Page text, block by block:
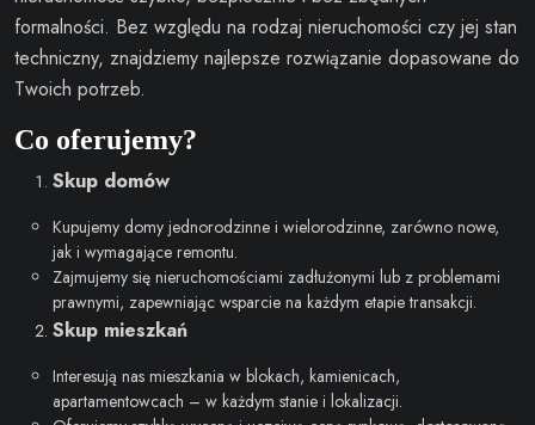
formalności. Bez względu na rodzaj nieruchomości czy jej stan
techniczny, znajdziemy najlepsze rozwiązanie dopasowane do
Twoich potrzeb.
Co oferujemy?
Skup domów
Kupujemy domy jednorodzinne i wielorodzinne, zarówno nowe,
jak i wymagające remontu.
Zajmujemy się nieruchomościami zadłużonymi lub z problemami
prawnymi, zapewniając wsparcie na każdym etapie transakcji.
Skup mieszkań
Interesują nas mieszkania w blokach, kamienicach,
apartamentowcach – w każdym stanie i lokalizacji.